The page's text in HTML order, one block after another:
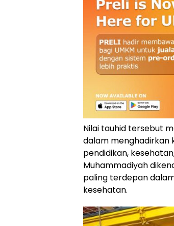
Nilai tauhid tersebut
dalam menghadirkan
pendidikan,
Muhammadiyah
paling terdepan
kesehatan.